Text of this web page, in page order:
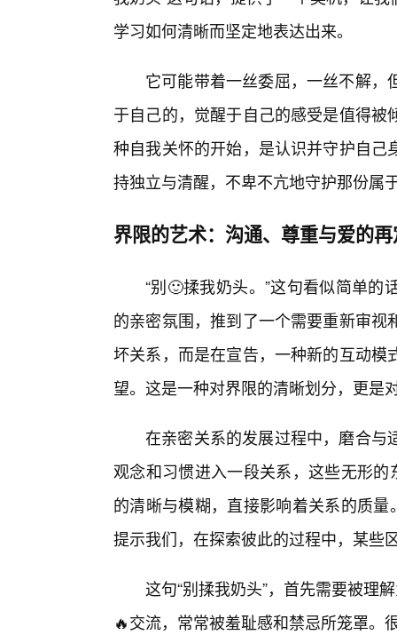
学习如何清晰而坚定地表达出来。
它可能带着一丝委屈，一丝不解
于自己的，觉醒于自己的感受是值得
种自我关怀的开始，是认识并守护自
持独立与清醒，不卑不亢地守护那份属
界限的艺术：沟通、尊重与爱的
“别🙂揉我奶头。”这句看似简单
的亲密氛围，推到了一个需要重新审
坏关系，而是在宣告，一种新的互动
望。这是一种对界限的清晰划分，更是
在亲密关系的发展过程中，磨合与
观念和习惯进入一段关系，这些无形
的清晰与模糊，直接影响着关系的质
提示我们，在探索彼此的过程中，某些
这句“别揉我奶头”，首先需要被理
🔥交流，常常被羞耻感和禁忌所笼罩。